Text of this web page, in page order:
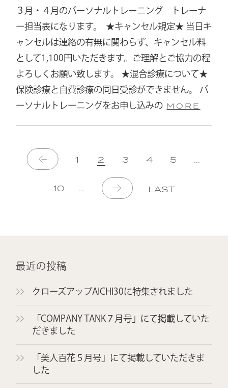
３月・４月のパーソナルトレーニング トレーナ
ー担当表になります。 ⁡ ⁡★キャンセル規定★ 当日キ
ャンセルは連絡の有無に関わらず、キャンセル料
として1,100円いただきます。ご理解とご協力の程
よろしくお願い致します。 ★混合診療について★
保険診療と自費診療の同日受診ができません。 パ
ーソナルトレーニングをお申し込みの MORE
1 2 3 4 5
10 LAST
最近の投稿
クローズアップAICHI30に特集されました
「COMPANY TANK７月号」にて掲載していた
だきました
「美人百花５月号」にて掲載していただきま
した